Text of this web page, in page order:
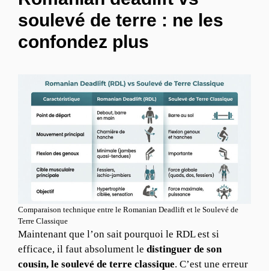
soulevé de terre : ne les
confondez plus
Comparaison technique entre le Romanian Deadlift et le Soulevé de
Terre Classique
Maintenant que l’on sait pourquoi le RDL est si
efficace, il faut absolument le distinguer de son
cousin, le soulevé de terre classique. C’est une erreur